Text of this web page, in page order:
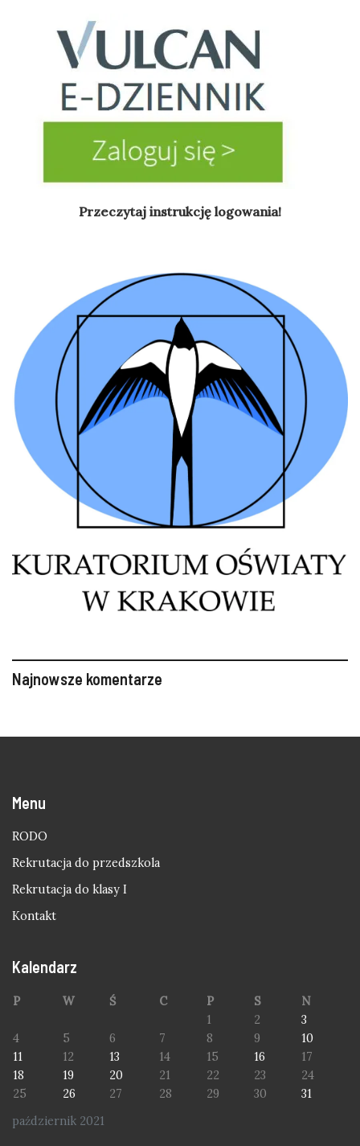
Przeczytaj instrukcję logowania!
Najnowsze komentarze
Menu
RODO
Rekrutacja do przedszkola
Rekrutacja do klasy I
Kontakt
Kalendarz
październik 2021
P W Ś C P S
N
1
2
3
4
5 6 7 8 9
10
11
12 13 14 15 16
17
18
19 20 21 22 23
24
25
26 27 28 29 30 31